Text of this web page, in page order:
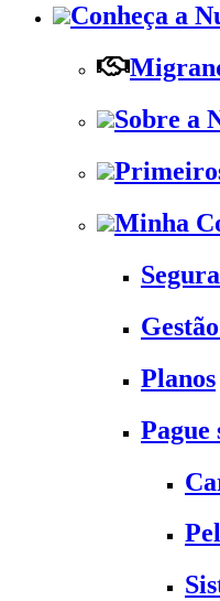
Conheça a
Sobre a
Minha
Planos
Pague